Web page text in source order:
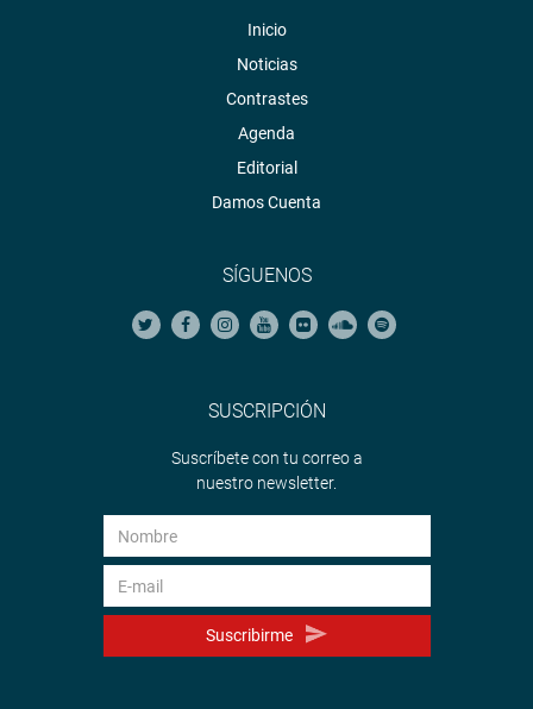
Inicio
Noticias
Contrastes
Agenda
Editorial
Damos Cuenta
SÍGUENOS
SUSCRIPCIÓN
Suscríbete con tu correo a
nuestro newsletter.
Suscribirme